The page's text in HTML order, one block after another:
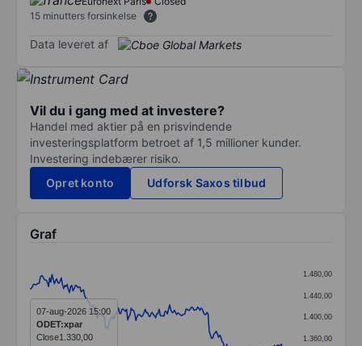
15 minutters forsinkelse
Data leveret af
Vil du i gang med at investere?
Handel med aktier på en prisvindende
investeringsplatform betroet af 1,5 millioner kunder.
Investering indebærer risiko.
Opret konto
Udforsk Saxos tilbud
Graf
Line chart with 232 data points.
The chart has 1 X axis displaying categories.
The chart has 1 Y axis displaying values. Data1.360,00
1.400,00
1.440,00
1.480,00
07-aug-2026 15:00
ODET:xpar
Close1.330,00